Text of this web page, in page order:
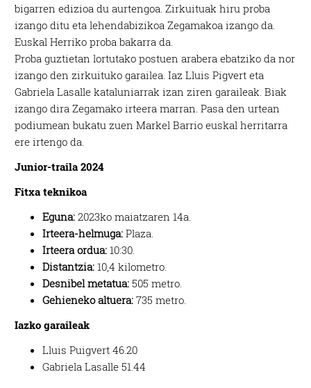
bigarren edizioa du aurtengoa. Zirkuituak hiru proba
izango ditu eta lehendabizikoa Zegamakoa izango da.
Euskal Herriko proba bakarra da.
Proba guztietan lortutako postuen arabera ebatziko da nor
izango den zirkuituko garailea. Iaz Lluis Pigvert eta
Gabriela Lasalle kataluniarrak izan ziren garaileak. Biak
izango dira Zegamako irteera marran. Pasa den urtean
podiumean bukatu zuen Markel Barrio euskal herritarra
ere irtengo da.
Junior-traila 2024
Fitxa teknikoa
Eguna: 2023ko maiatzaren 14a.
Irteera-helmuga: Plaza.
Irteera ordua: 10:30.
Distantzia: 10,4 kilometro.
Desnibel metatua: 505 metro.
Gehieneko altuera: 735 metro.
Iazko garaileak
Lluis Puigvert 46.20
Gabriela Lasalle 51.44